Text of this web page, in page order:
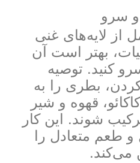
سرو
از لایه‌های غنی
بهتر است آن
کنید. توصیه
بطری را به
قهوه و شیر
شوند. این کار
طعم متعادل را
می‌کند.